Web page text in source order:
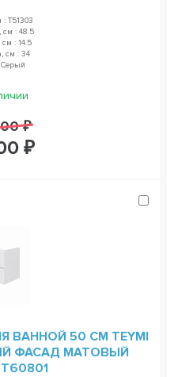
T51303
: 48.5
: 14.5
см : 34
Серый
₽
₽
ВАННОЙ 50 СМ TEYMI
ФАСАД МАТОВЫЙ